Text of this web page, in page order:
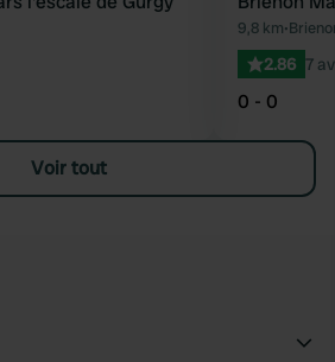
9,8 km•
2.86 7
0 - 0
Voir tout